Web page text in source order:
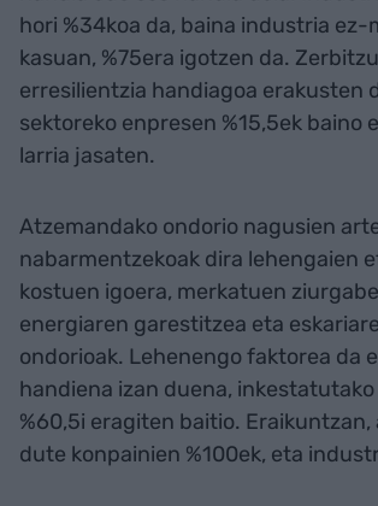
hori %34koa da, baina industria ez-
kasuan, %75era igotzen da.
erresilientzia handiagoa erakusten
sektoreko enpresen %15,5ek baino
larria jasaten.
Atzemandako ondorio nagusien
nabarmentzekoak dira lehengaien
kostuen igoera, merkatuen
energiaren garestitzea eta
ondorioak. Lehenengo faktorea da
handiena izan duena,
%60,5i eragiten baitio. Eraikuntzan,
dute konpainien %100ek, eta